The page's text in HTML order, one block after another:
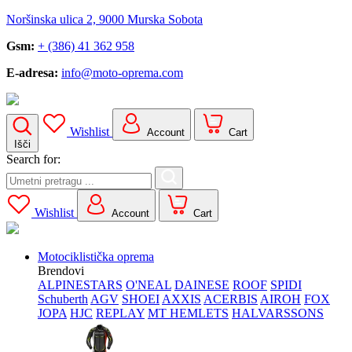
Noršinska ulica 2, 9000 Murska Sobota
Gsm: + (386) 41 362 958
E-adresa: info@moto-oprema.com
Išči
Wishlist Account Cart
Search for:
Wishlist Account Cart
Motociklistička oprema
Brendovi
ALPINESTARS O'NEAL DAINESE ROOF SPIDI
Schuberth AGV SHOEI AXXIS ACERBIS AIROH FOX
JOPA HJC REPLAY MT HEMLETS HALVARSSONS